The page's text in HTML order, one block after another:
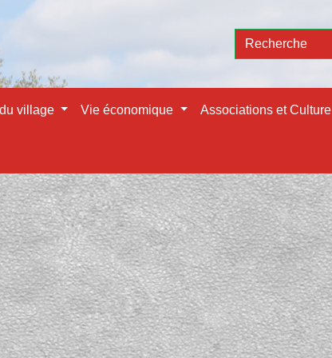
village Vie économique Associations et Culture